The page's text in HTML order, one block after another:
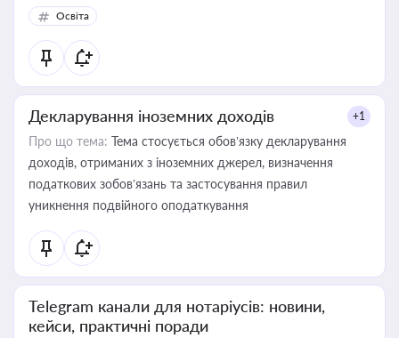
Освіта
Декларування іноземних доходів +1
Про що тема: Тема стосується обов’язку декларування
доходів, отриманих з іноземних джерел, визначення
податкових зобов’язань та застосування правил
уникнення подвійного оподаткування
Telegram канали для нотаріусів: новини,
кейси, практичні поради